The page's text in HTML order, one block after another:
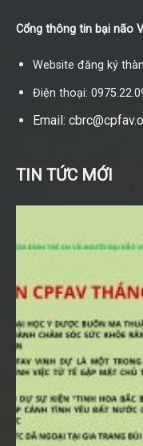
Cổng thông tin bại não
Website đăng ký
Điện thoại:
Email:
TIN TỨC MỚI